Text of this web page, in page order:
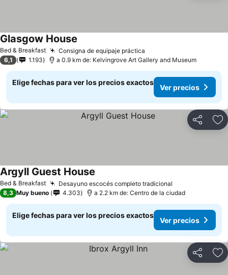
Bed & Breakfast Consigna de equipaje práctica
Glasgow House
6,1 1.193 a 0.9 km de: Kelvingrove Art Gallery and Museum
Elige fechas para ver los precios exactos
Ver precios
Compartir
Bed & Breakfast Desayuno escocés completo tradicional
Argyll Guest House
8,3 Muy bueno 4.303 a 2.2 km de: Centro de la ciudad
Elige fechas para ver los precios exactos
Ver precios
Compartir